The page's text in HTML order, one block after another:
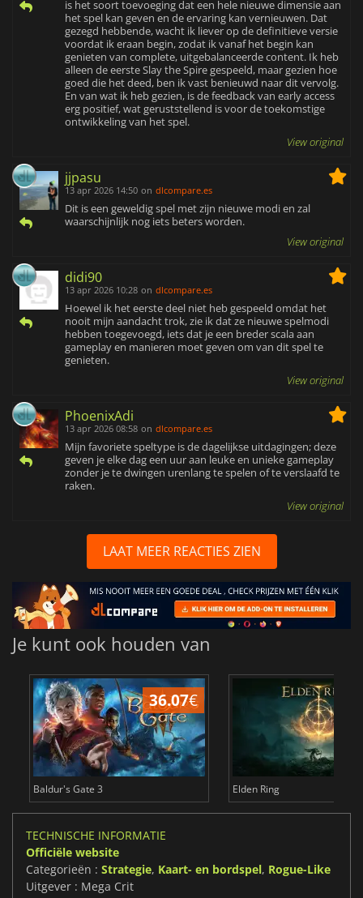
is het soort toevoeging dat een hele nieuwe dimensie aan
het spel kan geven en de ervaring kan vernieuwen. Dat
gezegd hebbende, wacht ik liever op de definitieve versie
voordat ik eraan begin, zodat ik vanaf het begin kan
genieten van complete, uitgebalanceerde content. Ik heb
alleen de eerste Slay the Spire gespeeld, maar gezien hoe
goed die het deed, ben ik vast benieuwd naar dit vervolg.
En van wat ik heb gezien, is de feedback van early access
erg positief, wat geruststellend is voor de toekomstige
ontwikkeling van het spel.
View original
jjpasu
13 apr 2026 14:50 on dlcompare.es
Dit is een geweldig spel met zijn nieuwe modi en zal
waarschijnlijk nog iets beters worden.
View original
didi90
13 apr 2026 10:28 on dlcompare.es
Hoewel ik het eerste deel niet heb gespeeld omdat het
nooit mijn aandacht trok, zie ik dat ze nieuwe spelmodi
hebben toegevoegd, iets dat je een breder scala aan
gameplay en manieren moet geven om van dit spel te
genieten.
View original
PhoenixAdi
13 apr 2026 08:58 on dlcompare.es
Mijn favoriete speltype is de dagelijkse uitdagingen; deze
geven je elke dag een uur aan leuke en unieke gameplay
zonder je te dwingen urenlang te spelen of te verslaafd te
raken.
View original
LAAT MEER REACTIES ZIEN
Je kunt ook houden van
36.07€
Baldur's Gate 3 Elden Ring
TECHNISCHE INFORMATIE
Officiële website
Categorieën : Strategie, Kaart- en bordspel, Rogue-Like
Uitgever : Mega Crit